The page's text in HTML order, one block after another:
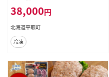
38,000円
北海道平取町
冷凍